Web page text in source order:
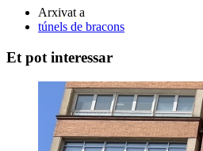
Arxivat a
túnels de bracons
Et pot interessar